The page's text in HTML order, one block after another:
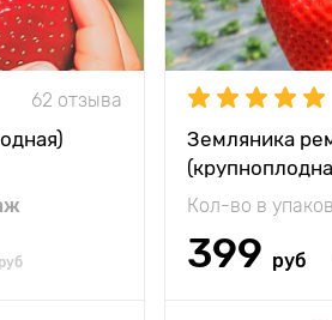
62 отзыва
руб
Земляника
Кол-во в
399 руб